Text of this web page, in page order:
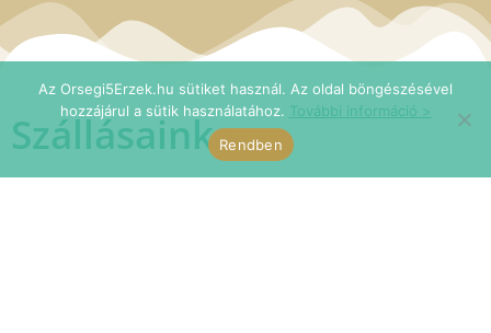
Szállásaink
Az Orsegi5Erzek.hu sütiket használ. Az oldal böngészésével
hozzájárul a sütik használatához. További információ >
Rendben